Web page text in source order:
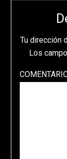
Tu dirección
Los